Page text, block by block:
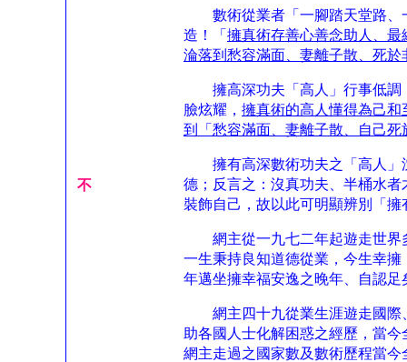
不
數術從業者「一腳踏天堂路、
造！「 擁真術存善心善念助人、
淪落到愁容滿面、妻離子散、死
擁高深功夫「高人」行事低調
臉炫耀， 擁真術的高人懂得為己
到「愁容滿面、妻離子散、自己
擁有高深數術功夫之「高人」
德；反言之：沒真功夫、半桶水
裝飾自己，故以此可明顯辨別「
網主從一九七二年起遊走世界
一生秉持良知道德從業，今生幸
年邁坐擁幸福安逸之晚年、自認
網主四十九從業生涯遊走國際
助各國人士化解困惑之經歷，當
網主走過之國家數及數術歷程當